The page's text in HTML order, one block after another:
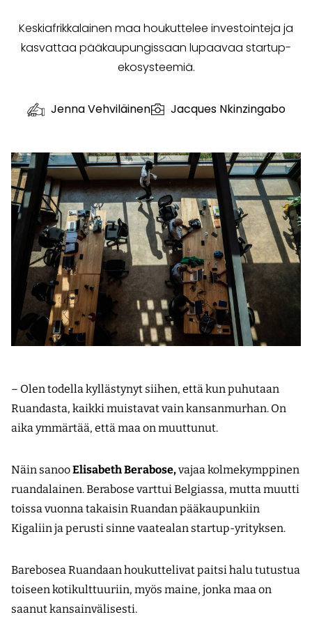
Keskiafrikkalainen maa houkuttelee investointeja ja
kasvattaa pääkaupungissaan lupaavaa startup-
ekosysteemiä.
Jenna Vehviläinen Jacques Nkinzingabo
– Olen todella kyllästynyt siihen, että kun puhutaan
Ruandasta, kaikki muistavat vain kansanmurhan. On
aika ymmärtää, että maa on muuttunut.
Näin sanooElisabeth Berabose,vajaa kolmekymppinen
ruandalainen. Berabose varttui Belgiassa, mutta muutti
toissa vuonna takaisin Ruandan pääkaupunkiin
Kigaliin ja perusti sinne vaatealan startup-yrityksen.
Barebosea Ruandaan houkuttelivat paitsi halu tutustua
toiseen kotikulttuuriin, myös maine, jonka maa on
saanut kansainvälisesti.